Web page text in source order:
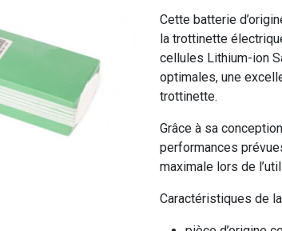
Cette batterie
la trottinette
cellules Lithium-ion
optimales, une
trottinette.
Grâce à sa
performances
maximale lors de
Caractéristiques de